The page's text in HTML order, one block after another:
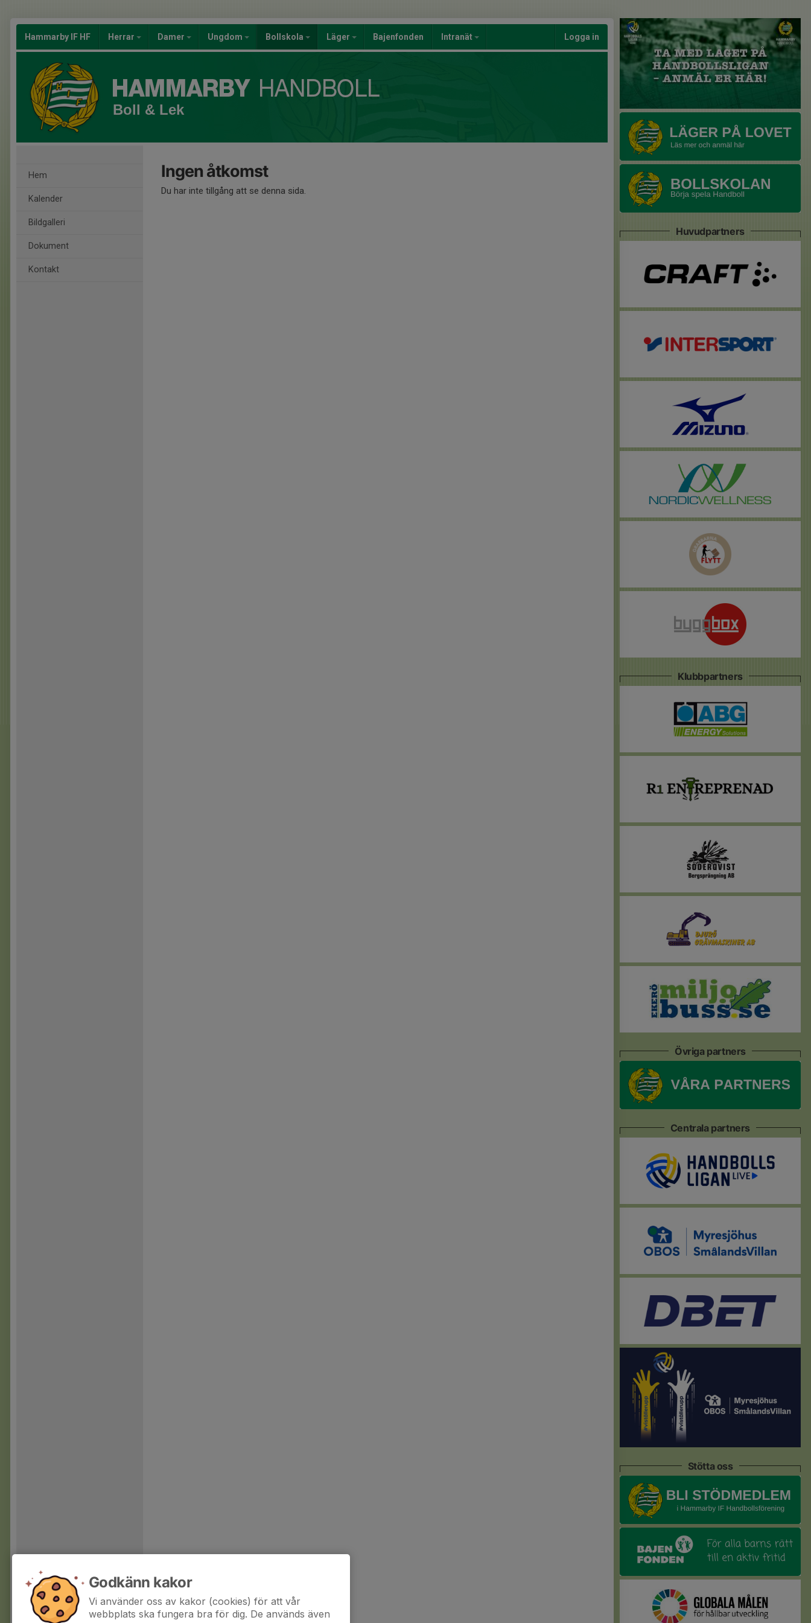
Hammarby IF HF Herrar Damer Ungdom Bollskola Läger Bajenfonden Intranät Logga in
Boll & Lek
Hem
Kalender
Bildgalleri
Dokument
Kontakt
Ingen åtkomst
Du har inte tillgång att se denna sida.
Huvudpartners
Klubbpartners
Övriga partners
Centrala partners
Stötta oss
Godkänn kakor
Vi använder oss av kakor (cookies) för att vår
webbplats ska fungera bra för dig. De används även